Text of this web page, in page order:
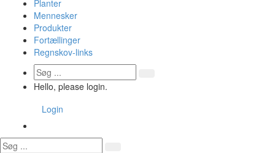
Planter
Mennesker
Produkter
Fortællinger
Regnskov-links
Hello, please login.
Login